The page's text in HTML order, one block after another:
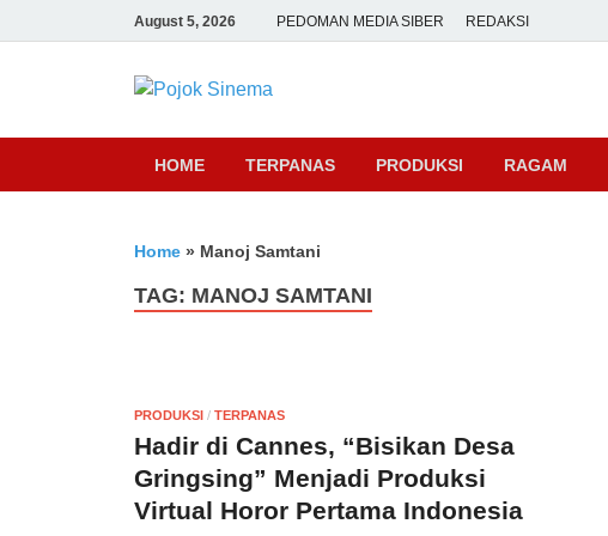
August 5, 2026 PEDOMAN MEDIA SIBER REDAKSI
Pojok Sinema
HOME TERPANAS PRODUKSI RAGAM
Home » Manoj Samtani
TAG: MANOJ SAMTANI
PRODUKSI / TERPANAS
Hadir di Cannes, “Bisikan Desa
Gringsing” Menjadi Produksi
Virtual Horor Pertama Indonesia